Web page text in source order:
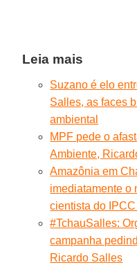
Leia mais
Suzano é elo
Salles, as faces
ambiental
MPF pede o
Ambiente,
Amazônia em
imediatamente o
cientista do
#TchauSalles:
campanha
Ricardo Salles